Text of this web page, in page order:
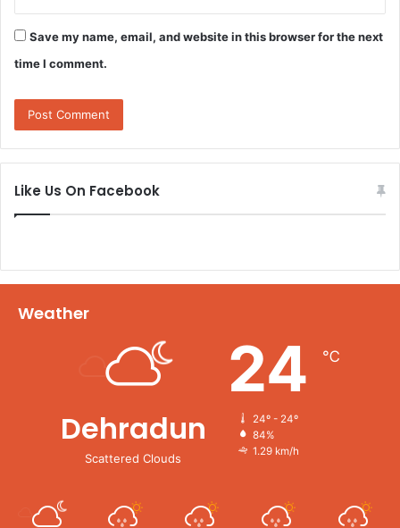
Save my name, email, and website in this browser for the next
time I comment.
Like Us On Facebook
Weather
Dehradun
Scattered Clouds
24 ℃
24º - 24º
84%
1.29 km/h